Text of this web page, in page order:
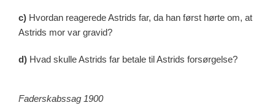
c) Hvordan reagerede Astrids far, da han først hørte om, at
Astrids mor var gravid?
d) Hvad skulle Astrids far betale til Astrids forsørgelse?
Faderskabssag 1900